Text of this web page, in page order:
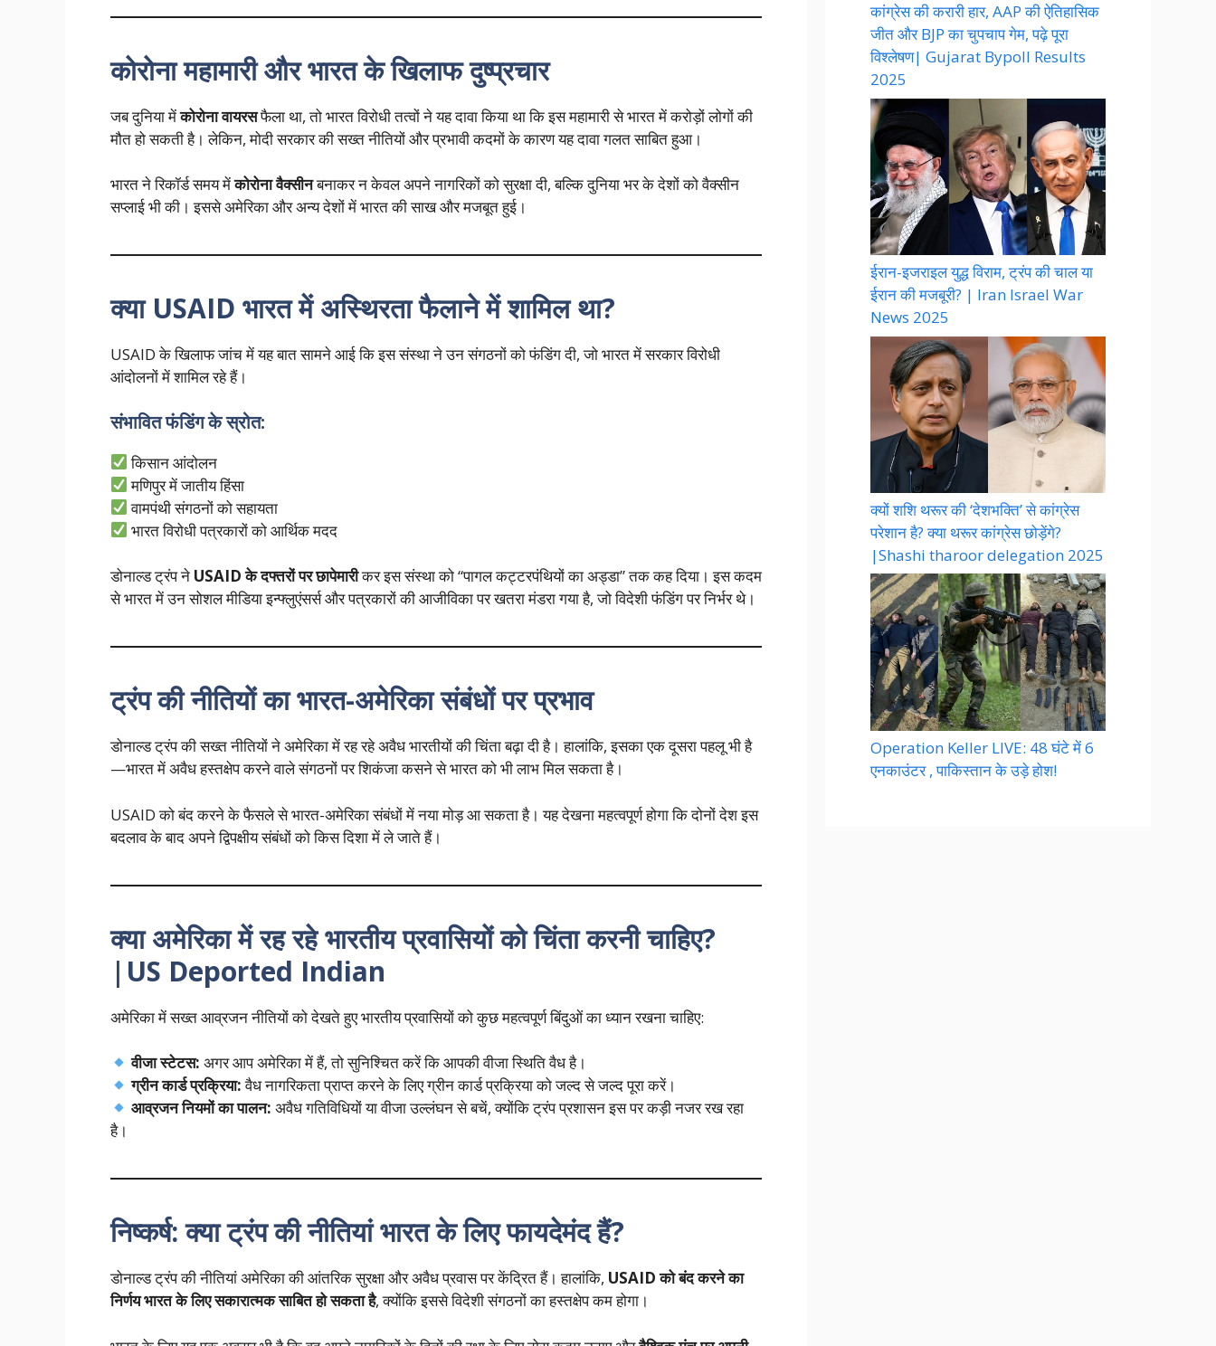
कोरोना महामारी और भारत के खिलाफ दुष्प्रचार
जब दुनिया मेंकोरोना वायरसफैला था, तो भारत विरोधी तत्वों ने यह दावा किया था कि इस महामारी से भारत में करोड़ों लोगों की
मौत हो सकती है। लेकिन, मोदी सरकार की सख्त नीतियों और प्रभावी कदमों के कारण यह दावा गलत साबित हुआ।
भारत ने रिकॉर्ड समय मेंकोरोना वैक्सीनबनाकर न केवल अपने नागरिकों को सुरक्षा दी, बल्कि दुनिया भर के देशों को वैक्सीन
सप्लाई भी की। इससे अमेरिका और अन्य देशों में भारत की साख और मजबूत हुई।
क्या USAID भारत में अस्थिरता फैलाने में शामिल था?
USAID के खिलाफ जांच में यह बात सामने आई कि इस संस्था ने उन संगठनों को फंडिंग दी, जो भारत में सरकार विरोधी
आंदोलनों में शामिल रहे हैं।
संभावित फंडिंग के स्रोत:
किसान आंदोलन
मणिपुर में जातीय हिंसा
वामपंथी संगठनों को सहायता
भारत विरोधी पत्रकारों को आर्थिक मदद
डोनाल्ड ट्रंप ने USAID के दफ्तरों पर छापेमारीकर इस संस्था को “पागल कट्टरपंथियों का अड्डा” तक कह दिया। इस कदम
से भारत में उन सोशल मीडिया इन्फ्लुएंसर्स और पत्रकारों की आजीविका पर खतरा मंडरा गया है, जो विदेशी फंडिंग पर निर्भर थे।
ट्रंप की नीतियों का भारत-अमेरिका संबंधों पर प्रभाव
डोनाल्ड ट्रंप की सख्त नीतियों ने अमेरिका में रह रहे अवैध भारतीयों की चिंता बढ़ा दी है। हालांकि, इसका एक दूसरा पहलू भी है
—भारत में अवैध हस्तक्षेप करने वाले संगठनों पर शिकंजा कसने से भारत को भी लाभ मिल सकता है।
USAID को बंद करने के फैसले से भारत-अमेरिका संबंधों में नया मोड़ आ सकता है। यह देखना महत्वपूर्ण होगा कि दोनों देश इस
बदलाव के बाद अपने द्विपक्षीय संबंधों को किस दिशा में ले जाते हैं।
क्या अमेरिका में रह रहे भारतीय प्रवासियों को चिंता करनी चाहिए?
| US Deported Indian
अमेरिका में सख्त आव्रजन नीतियों को देखते हुए भारतीय प्रवासियों को कुछ महत्वपूर्ण बिंदुओं का ध्यान रखना चाहिए:
वीजा स्टेटस: अगर आप अमेरिका में हैं, तो सुनिश्चित करें कि आपकी वीजा स्थिति वैध है।
ग्रीन कार्ड प्रक्रिया:वैध नागरिकता प्राप्त करने के लिए ग्रीन कार्ड प्रक्रिया को जल्द से जल्द पूरा करें।
आव्रजन नियमों का पालन: अवैध गतिविधियों या वीजा उल्लंघन से बचें, क्योंकि ट्रंप प्रशासन इस पर कड़ी नजर रख रहा
है।
निष्कर्ष: क्या ट्रंप की नीतियां भारत के लिए फायदेमंद हैं?
डोनाल्ड ट्रंप की नीतियां अमेरिका की आंतरिक सुरक्षा और अवैध प्रवास पर केंद्रित हैं। हालांकि, USAID को बंद करने का
निर्णय भारत के लिए सकारात्मक साबित हो सकता है, क्योंकि इससे विदेशी संगठनों का हस्तक्षेप कम होगा।
कांग्रेस की करारी हार, AAP की ऐतिहासिक
जीत और BJP का चुपचाप गेम, पढ़े पूरा
विश्लेषण| Gujarat Bypoll Results
2025
ईरान-इजराइल युद्ध विराम, ट्रंप की चाल या
ईरान की मजबूरी? | Iran Israel War
News 2025
क्यों शशि थरूर की ‘देशभक्ति’ से कांग्रेस
परेशान है? क्या थरूर कांग्रेस छोड़ेंगे?
|Shashi tharoor delegation 2025
Operation Keller LIVE: 48 घंटे में 6
एनकाउंटर , पाकिस्तान के उड़े होश!